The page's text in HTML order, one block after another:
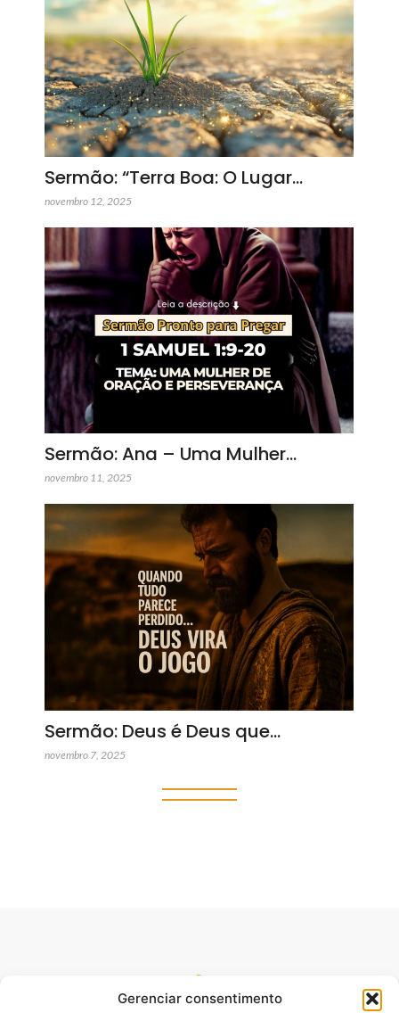
Gerenciar consentimento
Sermão: “Terra Boa: O Lugar…
novembro 12, 2025
Sermão: Ana – Uma Mulher…
novembro 11, 2025
Sermão: Deus é Deus que…
novembro 7, 2025